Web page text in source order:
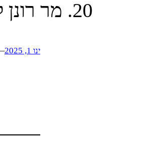
20. מר רונן קובלסקי
ינו 1, 2025